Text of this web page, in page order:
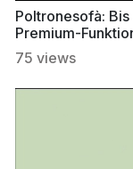
Poltronesofà:
Premium-
75 views